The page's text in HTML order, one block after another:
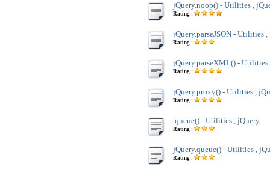
jQuery.noop() - Utilities ,
Rating :
jQuery.parseJSON - Utilities ,
Rating :
jQuery.parseXML() - Utilities
Rating :
jQuery.proxy() - Utilities ,
Rating :
.queue() - Utilities , jQuery
Rating :
jQuery.queue() - Utilities ,
Rating :